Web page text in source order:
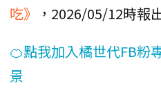
吃》
，2026/05/12時報
🍊點我加入橘世代FB粉
景